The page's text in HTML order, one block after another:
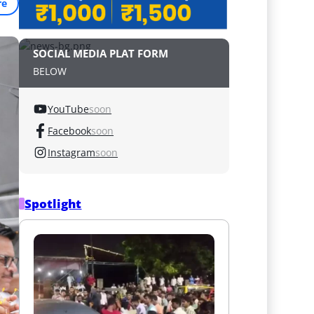
SOCIAL MEDIA PLAT FORM
BELOW
YouTubesoon
Facebooksoon
Instagramsoon
Spotlight